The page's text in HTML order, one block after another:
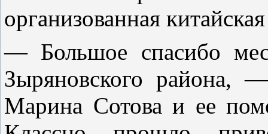
организованная
— Большое спасибо
Зыряновского района, —
Марина Сотова и ее